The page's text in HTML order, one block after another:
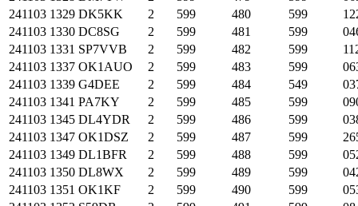
241103 1329 DK5KK 2 599 480 599
241103 1330 DC8SG 2 599 481 599
241103 1331 SP7VVB 2 599 482 599
241103 1337 OK1AUO 2 599 483 599
241103 1339 G4DEE 2 599 484 549
241103 1341 PA7KY 2 599 485 599
241103 1345 DL4YDR 2 599 486 599
241103 1347 OK1DSZ 2 599 487 599
241103 1349 DL1BFR 2 599 488 599
241103 1350 DL8WX 2 599 489 599
241103 1351 OK1KF 2 599 490 599